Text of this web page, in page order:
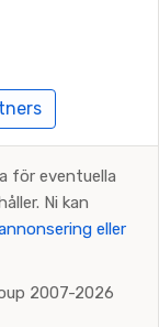
för eventuella
Ni kan
eller
2007-2026